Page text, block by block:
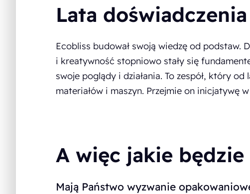
Lata
Ecobliss budował swoją wiedzę od podstaw.
i kreatywność stopniowo stały się
swoje poglądy i działania. To zespół, który
materiałów i maszyn. Przejmie on inicjatywę
A więc jakie będzie
Mają Państwo wyzwanie